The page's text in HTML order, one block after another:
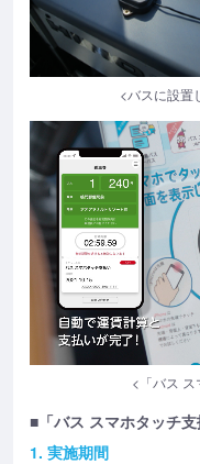
<バスに設置
<「バス
■「バス スマホタッチ
1. 実施期間